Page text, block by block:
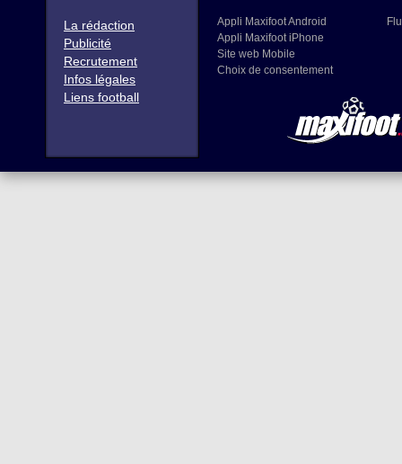
La rédaction
Publicité
Recrutement
Infos légales
Liens football
Appli Maxifoot Android
Appli Maxifoot iPhone
Site web Mobile
Choix de consentement